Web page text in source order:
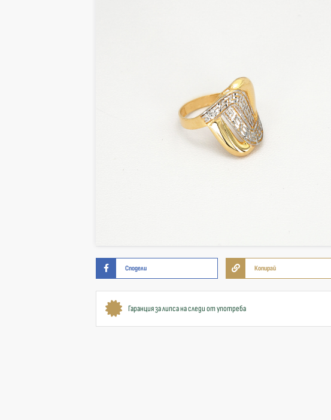
Сподели Копирай
Гаранция за липса на следи от употреба